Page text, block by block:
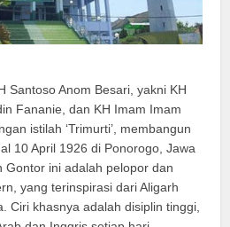
Santoso Anom Besari, yakni KH
Fananie, dan KH Imam Imam
istilah ‘Trimurti’, membangun
10 April 1926 di Ponorogo, Jawa
Gontor ini adalah pelopor dan
yang terinspirasi dari Aligarh
Ciri khasnya adalah disiplin tinggi,